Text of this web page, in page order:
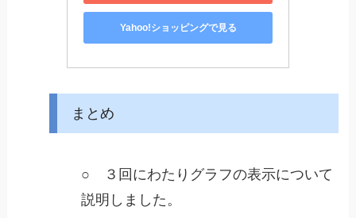
Yahoo!ショッピングで見る
まとめ
○ ３回にわたりグラフの表示について
説明しました。